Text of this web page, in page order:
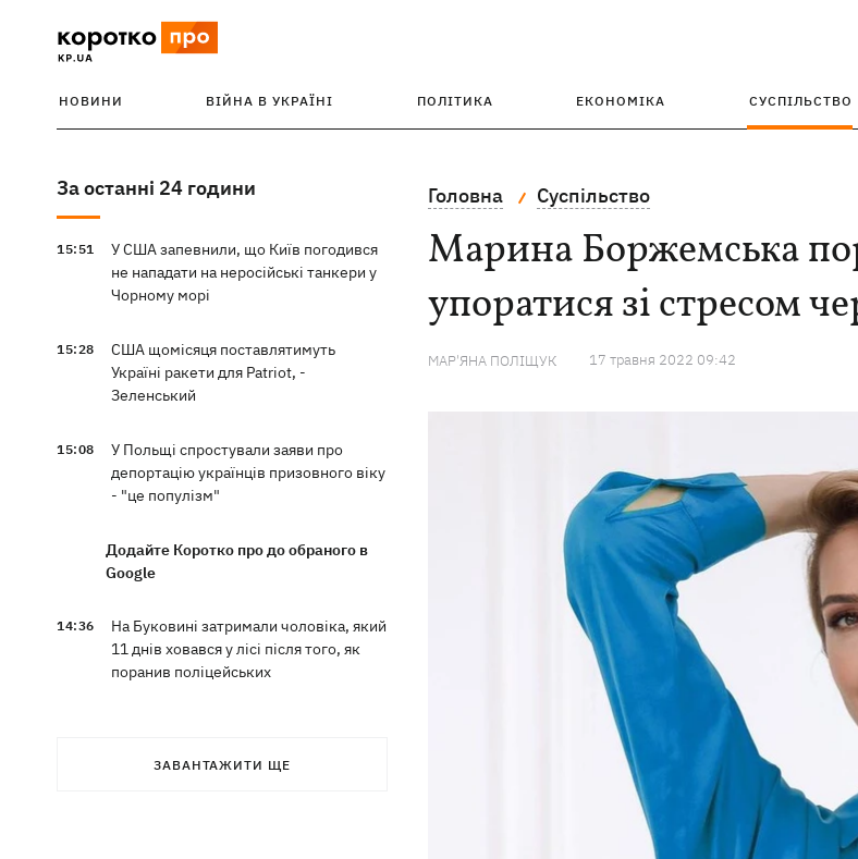
НОВИНИ ВІЙНА В УКРАЇНІ ПОЛІТИКА ЕКОНОМІКА СУСПІЛЬСТВО
За останні 24 години
15:51
У США запевнили, що Київ погодився
не нападати на неросійські танкери у
Чорному морі
15:28
США щомісяця поставлятимуть
Україні ракети для Patriot, -
Зеленський
15:08
У Польщі спростували заяви про
депортацію українців призовного віку
- "це популізм"
Додайте Коротко про до обраного в
Google
14:36
На Буковині затримали чоловіка, який
11 днів ховався у лісі після того, як
поранив поліцейських
загинуло 8 собак
ЗАВАНТАЖИТИ ЩЕ
Головна Суспільство
Марина Боржемська
упоратися зі стресом
МАР'ЯНА ПОЛІЩУК 17 травня 2022 09:42